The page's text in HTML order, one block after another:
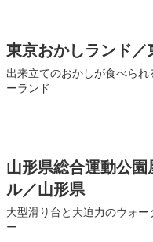
東京おかしランド／
出来立てのおかしが食べら
ーランド
山形県総合運動公園
ル／山形県
大型滑り台と大迫力のウォ
ー